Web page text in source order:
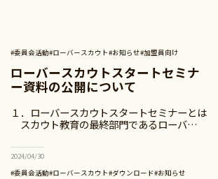
#委員会活動#ローバースカウト#お知らせ#加盟員向け
ローバースカウトスタートセミナ
ー資料の公開について
１．ローバースカウトスタートセミナーとは
スカウト教育の最終部門であるローバース
仕をしていくことが求められています。スカ
ウト運動全体に目を向けても、スカウト
2024/04/30
#委員会活動#ローバースカウト#ダウンロード#お知らせ